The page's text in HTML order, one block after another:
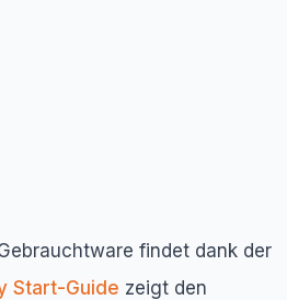
findet dank der
Start-Guide zeigt den